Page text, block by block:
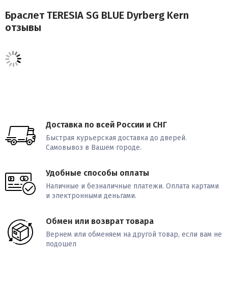
Браслет TERESIA SG BLUE Dyrberg Kern
отзывы
Доставка по всей России и СНГ
Быстрая курьерская доставка до дверей.
Самовывоз в Вашем городе.
Удобные способы оплаты
Наличные и безналичные платежи. Оплата картами
и электронными деньгами.
Обмен или возврат товара
Вернем или обменяем на другой товар, если вам не
подошел